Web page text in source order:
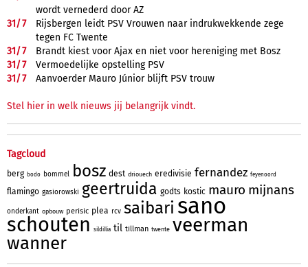
wordt vernederd door AZ
31/7
Rijsbergen leidt PSV Vrouwen naar indrukwekkende zege
tegen FC Twente
31/7
Brandt kiest voor Ajax en niet voor hereniging met Bosz
31/7
Vermoedelijke opstelling PSV
31/7 Aanvoerder Mauro Júnior blijft PSV trouw
Stel hier in welk nieuws jij belangrijk vindt.
Tagcloud
berg bodo bommel bosz dest driouech eredivisie fernandez feyenoord
flamingo gasiorowski geertruida godts kostic mauro mijnans
onderkant opbouw perisic plea rcv saibari sano
schouten sildillia til tillman twente veerman
wanner